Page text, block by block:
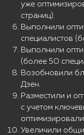
уже
страниц).
Выполнили
специалистов
Выполнили
(более 50
Возобновили
Дзен.
Разместили и
с учетом
Увеличили